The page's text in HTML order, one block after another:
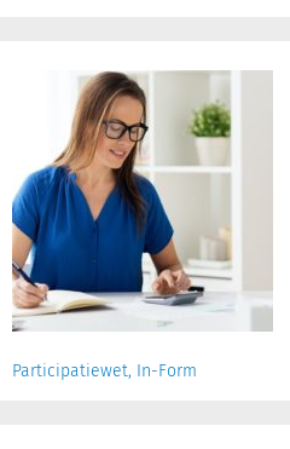
Participatiewet, In-Form